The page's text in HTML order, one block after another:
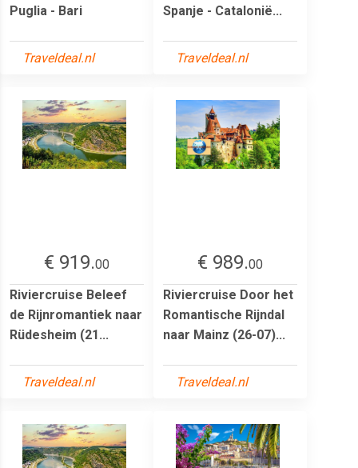
Puglia - Bari
Traveldeal.nl
Spanje - Catalonië...
Traveldeal.nl
€ 919.00
Riviercruise Beleef
de Rijnromantiek naar
Rüdesheim (21...
Traveldeal.nl
€ 989.00
Riviercruise Door het
Romantische Rijndal
naar Mainz (26-07)...
Traveldeal.nl